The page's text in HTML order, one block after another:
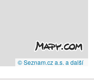
© Seznam.cz a.s. a další